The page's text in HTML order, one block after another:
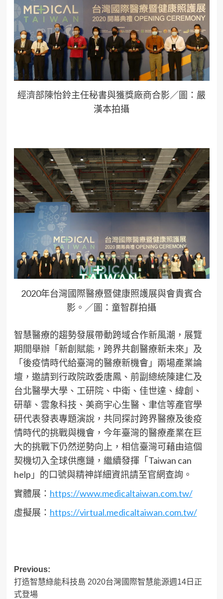
經濟部陳怡鈴主任秘書與獲獎廠商合影／圖：嚴
漢本拍攝
2020年台灣國際醫療暨健康照護展與會貴賓合
影。／圖：童智群拍攝
智慧醫療的趨勢發展帶動跨域合作新風潮，展覽
期間舉辦「新創賦能，跨界共創醫療新未來」及
「後疫情時代給臺灣的醫療新機會」兩場產業論
壇，邀請到行政院政委唐鳳、前副總統陳建仁及
台北醫學大學、工研院、中衛、佳世達、緯創、
研華、雲象科技、美商宇心生醫、聿信等產官學
研代表發表專題演說，共同探討跨界醫療及後疫
情時代的挑戰與機會，今年臺灣的醫療產業在巨
大的挑戰下仍然逆勢向上，相信臺灣可藉由這個
契機切入全球供應鏈，繼續發揮「Taiwan can
help」的口號與精神詳細資訊請至官網查詢。
實體展： https://www.medicaltaiwan.com.tw/
虛擬展： https://virtual.medicaltaiwan.com.tw/
Post
navigation
Previous:
打造智慧綠能科技島 2020台灣國際智慧能源週14日正
式登場